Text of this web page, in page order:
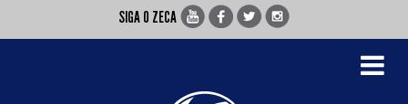
SIGA O ZECA
Toggle